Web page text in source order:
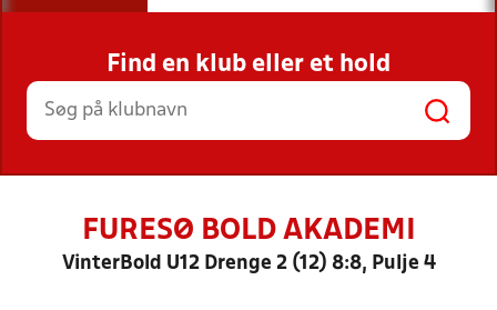
INDHOLD OG NYHEDER
STILLINGER, RESULTATER, KLUBBER OG
HOLD
Find en klub eller et hold
FURESØ BOLD AKADEMI
VinterBold U12 Drenge 2 (12) 8:8, Pulje 4